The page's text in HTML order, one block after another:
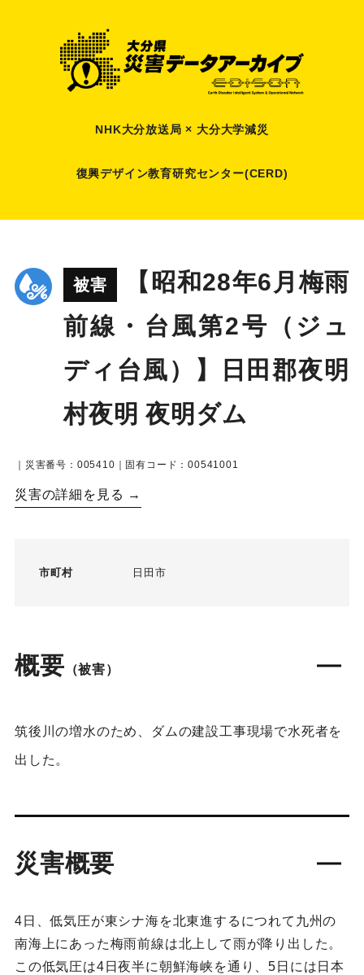
NHK大分放送局 × 大分大学減災
復興デザイン教育研究センター(CERD)
被害
【昭和28年6月梅雨
前線・台風第2号（ジュ
ディ台風）】日田郡夜明
村夜明 夜明ダム
｜災害番号：005410｜固有コード：00541001
災害の詳細を見る →
市町村 日田市
概要 （被害）
筑後川の増水のため、ダムの建設工事現場で水死者を
出した。
災害概要
4日、低気圧が東シナ海を北東進するにつれて九州の
南海上にあった梅雨前線は北上して雨が降り出した。
この低気圧は4日夜半に朝鮮海峡を通り、5日には日本